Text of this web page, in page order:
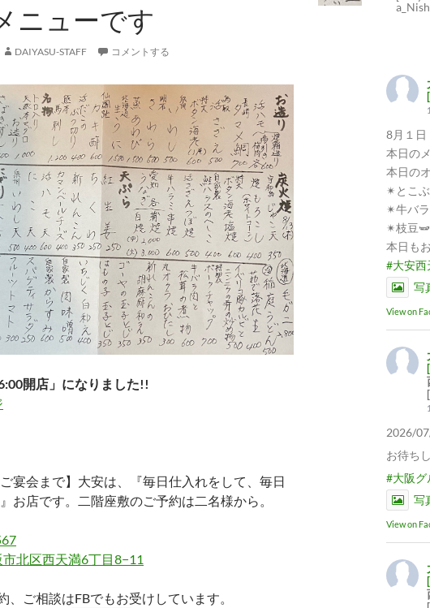
ニューです
DAIYASU-STAFF コメントする
開店」になりました!!
ご宴会まで】大安は、『毎日仕入れをして、毎日
お店です。二階座敷のご予約は二名様から。
北区西天満6丁目8−11
、ご相談はFBでもお受けしています。
8月１日
本日の
本日の
✴︎とこ
✴︎牛バ
✴︎枝豆
本日も
#大安西
写
View on
2026/
お待ち
#大阪グ
写
View on